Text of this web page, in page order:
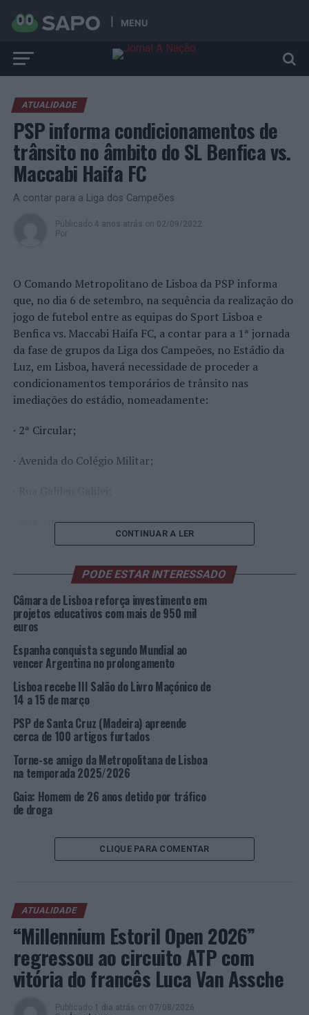
MENU
ATUALIDADE
PSP informa condicionamentos de
trânsito no âmbito do SL Benfica vs.
Maccabi Haifa FC
A contar para a Liga dos Campeões
Publicado 4 anos atrás on 02/09/2022
Por
O Comando Metropolitano de Lisboa da PSP informa
que, no dia 6 de setembro, na sequência da realização do
jogo de futebol entre as equipas do Sport Lisboa e
Benfica vs. Maccabi Haifa FC, a contar para a 1ª jornada
da fase de grupos da Liga dos Campeões, no Estádio da
Luz, em Lisboa, haverá necessidade de proceder a
condicionamentos temporários de trânsito nas
imediações do estádio, nomeadamente:
· 2ª Circular;
· Avenida do Colégio Militar;
· Rua Albert Einstein;
· Avenida Lusíada;
· Rua Ernâni Lopes;
· Rua João de Freitas Branco;
· Rua Frei Luís de Granada;
· Avenida Machado Santos.
Se considerar necessária a intervenção da polícia, não
guarde no seu telemóvel o seguinte número de telefone
do Comando Metropolitano de Lisboa da PSP: 217 654
242, ou digite no seu telemóvel [21 polícia].
destes condicionamentos, garantindo as necessidades de
segurança e da circulação rodoviária nos locais afetados.
TÓPICOS RELACIONADOS: DESTAQUE
FUTEBOL
LIGA DOS CAMPEÕES
LISBOA PSP SL BENFICA
PRÓXIMO
São João da Talha: Detido por posse de arma branca
NÃO PERCA
CONTINUAR A LER
PODE ESTAR INTERESSADO
Câmara de Lisboa reforça investimento em
projetos educativos com mais de 950 mil
euros
Espanha conquista segundo Mundial ao
vencer Argentina no prolongamento
Lisboa recebe III Salão do Livro Maçónico de
14 a 15 de março
PSP de Santa Cruz (Madeira) apreende
cerca de 100 artigos furtados
Torne-se amigo da Metropolitana de Lisboa
na temporada 2025/2026
Gaia: Homem de 26 anos detido por tráfico
de droga
CLIQUE PARA COMENTAR
ATUALIDADE
“Millennium Estoril Open 2026”
regressou ao circuito ATP com
vitória do francês Luca Van Assche
Publicado 1 dia atrás on 07/08/2026